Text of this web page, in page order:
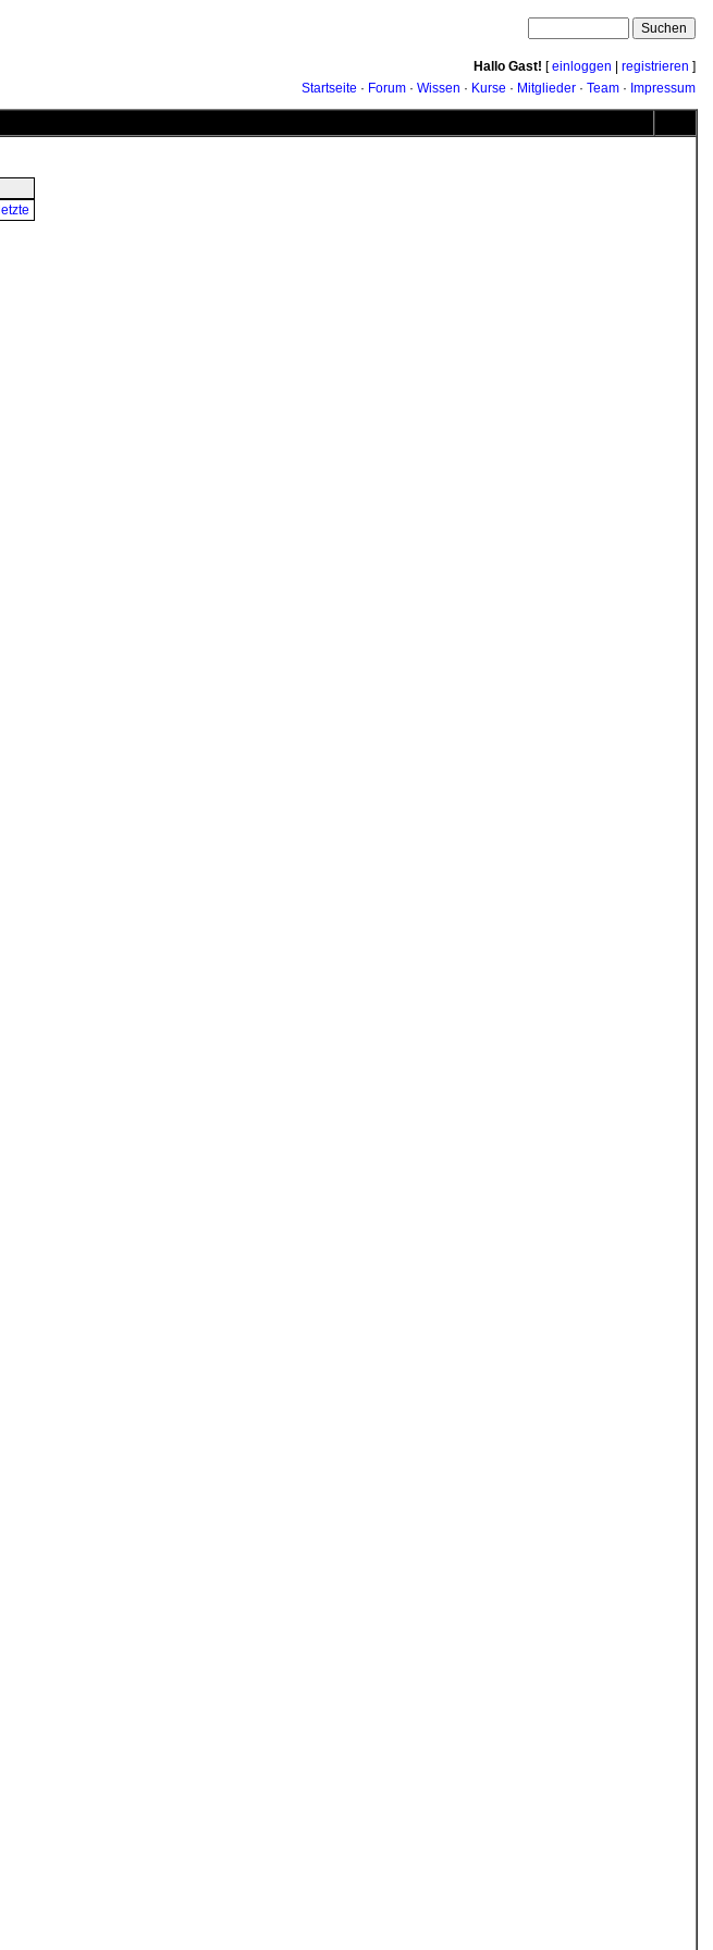
Hallo Gast! [einloggen registrieren ]
Startseite · Forum · Wissen · Kurse · Mitglieder · Team · Impressum
letzte